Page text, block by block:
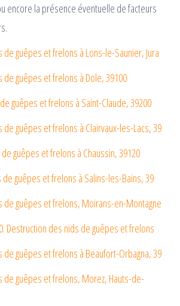
encore la présence éventuelle de facteurs
guêpes et frelons à Lons-le-Saunier, Jura
de guêpes et frelons à Dole, 39100
guêpes et frelons à Saint-Claude, 39200
guêpes et frelons à Clairvaux-les-Lacs, 39
guêpes et frelons à Chaussin, 39120
guêpes et frelons à Salins-les-Bains, 39
de guêpes et frelons, Moirans-en-Montagne
Destruction des nids de guêpes et frelons
de guêpes et frelons à Beaufort-Orbagna, 39
de guêpes et frelons, Morez, Hauts-de-